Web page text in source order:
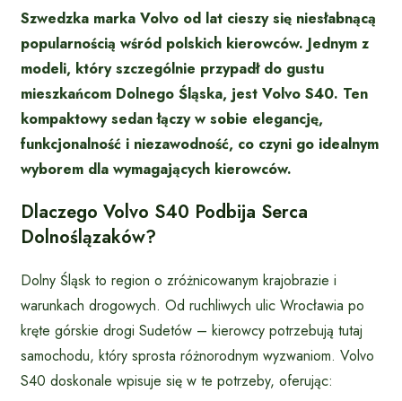
Szwedzka marka Volvo od lat cieszy się niesłabnącą
popularnością wśród polskich kierowców. Jednym z
modeli, który szczególnie przypadł do gustu
mieszkańcom Dolnego Śląska, jest Volvo S40. Ten
kompaktowy sedan łączy w sobie elegancję,
funkcjonalność i niezawodność, co czyni go idealnym
wyborem dla wymagających kierowców.
Dlaczego Volvo S40 Podbija Serca
Dolnoślązaków?
Dolny Śląsk to region o zróżnicowanym krajobrazie i
warunkach drogowych. Od ruchliwych ulic Wrocławia po
kręte górskie drogi Sudetów – kierowcy potrzebują tutaj
samochodu, który sprosta różnorodnym wyzwaniom. Volvo
S40 doskonale wpisuje się w te potrzeby, oferując: